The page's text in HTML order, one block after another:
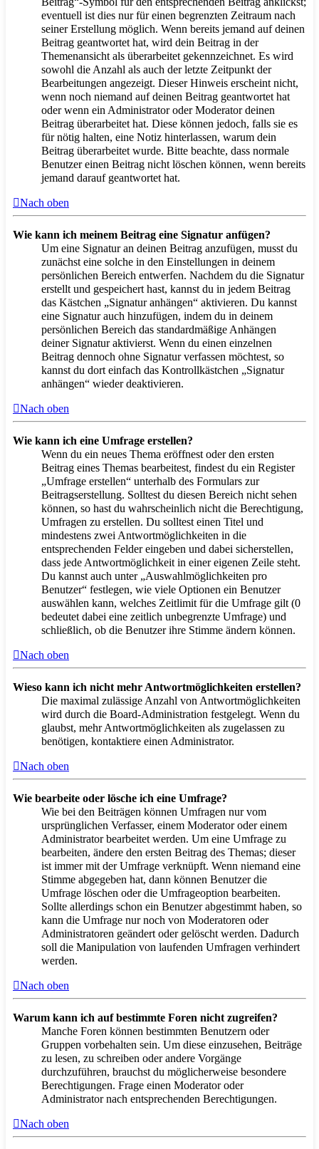
eventuell ist dies nur für einen begrenzten Zeitraum nach
seiner Erstellung möglich. Wenn bereits jemand auf deinen
Beitrag geantwortet hat, wird dein Beitrag in der
Themenansicht als überarbeitet gekennzeichnet. Es wird
sowohl die Anzahl als auch der letzte Zeitpunkt der
Bearbeitungen angezeigt. Dieser Hinweis erscheint nicht,
wenn noch niemand auf deinen Beitrag geantwortet hat
oder wenn ein Administrator oder Moderator deinen
Beitrag überarbeitet hat. Diese können jedoch, falls sie es
für nötig halten, eine Notiz hinterlassen, warum dein
Beitrag überarbeitet wurde. Bitte beachte, dass normale
Benutzer einen Beitrag nicht löschen können, wenn bereits
jemand darauf geantwortet hat.
Nach oben
Wie kann ich meinem Beitrag eine Signatur anfügen?
Um eine Signatur an deinen Beitrag anzufügen, musst du
zunächst eine solche in den Einstellungen in deinem
persönlichen Bereich entwerfen. Nachdem du die Signatur
erstellt und gespeichert hast, kannst du in jedem Beitrag
das Kästchen „Signatur anhängen“ aktivieren. Du kannst
eine Signatur auch hinzufügen, indem du in deinem
persönlichen Bereich das standardmäßige Anhängen
deiner Signatur aktivierst. Wenn du einen einzelnen
Beitrag dennoch ohne Signatur verfassen möchtest, so
kannst du dort einfach das Kontrollkästchen „Signatur
anhängen“ wieder deaktivieren.
Nach oben
Wie kann ich eine Umfrage erstellen?
Wenn du ein neues Thema eröffnest oder den ersten
Beitrag eines Themas bearbeitest, findest du ein Register
„Umfrage erstellen“ unterhalb des Formulars zur
Beitragserstellung. Solltest du diesen Bereich nicht sehen
können, so hast du wahrscheinlich nicht die Berechtigung,
Umfragen zu erstellen. Du solltest einen Titel und
mindestens zwei Antwortmöglichkeiten in die
entsprechenden Felder eingeben und dabei sicherstellen,
dass jede Antwortmöglichkeit in einer eigenen Zeile steht.
Du kannst auch unter „Auswahlmöglichkeiten pro
Benutzer“ festlegen, wie viele Optionen ein Benutzer
auswählen kann, welches Zeitlimit für die Umfrage gilt (0
bedeutet dabei eine zeitlich unbegrenzte Umfrage) und
schließlich, ob die Benutzer ihre Stimme ändern können.
Nach oben
Wieso kann ich nicht mehr Antwortmöglichkeiten erstellen?
Die maximal zulässige Anzahl von Antwortmöglichkeiten
wird durch die Board-Administration festgelegt. Wenn du
glaubst, mehr Antwortmöglichkeiten als zugelassen zu
benötigen, kontaktiere einen Administrator.
Nach oben
Wie bearbeite oder lösche ich eine Umfrage?
Wie bei den Beiträgen können Umfragen nur vom
ursprünglichen Verfasser, einem Moderator oder einem
Administrator bearbeitet werden. Um eine Umfrage zu
bearbeiten, ändere den ersten Beitrag des Themas; dieser
ist immer mit der Umfrage verknüpft. Wenn niemand eine
Stimme abgegeben hat, dann können Benutzer die
Umfrage löschen oder die Umfrageoption bearbeiten.
Sollte allerdings schon ein Benutzer abgestimmt haben, so
kann die Umfrage nur noch von Moderatoren oder
Administratoren geändert oder gelöscht werden. Dadurch
soll die Manipulation von laufenden Umfragen verhindert
werden.
Nach oben
Warum kann ich auf bestimmte Foren nicht zugreifen?
Manche Foren können bestimmten Benutzern oder
Gruppen vorbehalten sein. Um diese einzusehen, Beiträge
zu lesen, zu schreiben oder andere Vorgänge
durchzuführen, brauchst du möglicherweise besondere
Berechtigungen. Frage einen Moderator oder
Administrator nach entsprechenden Berechtigungen.
Nach oben